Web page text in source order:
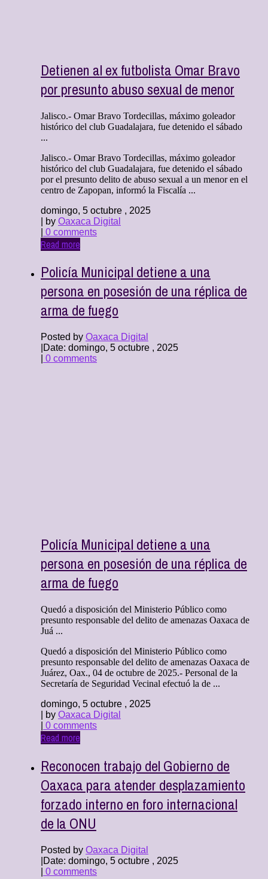
Detienen al ex futbolista Omar Bravo
por presunto abuso sexual de menor
Jalisco.- Omar Bravo Tordecillas, máximo goleador
histórico del club Guadalajara, fue detenido el sábado
...
Jalisco.- Omar Bravo Tordecillas, máximo goleador
histórico del club Guadalajara, fue detenido el sábado
por el presunto delito de abuso sexual a un menor en el
centro de Zapopan, informó la Fiscalía ...
domingo, 5 octubre , 2025
| by Oaxaca Digital
0 comments
Read more
Policía Municipal detiene a una
persona en posesión de una réplica de
arma de fuego
Posted by Oaxaca Digital
Date: domingo, 5 octubre , 2025
0 comments
Policía Municipal detiene a una
persona en posesión de una réplica de
arma de fuego
Quedó a disposición del Ministerio Público como
presunto responsable del delito de amenazas Oaxaca de
Juá ...
Quedó a disposición del Ministerio Público como
presunto responsable del delito de amenazas Oaxaca de
Juárez, Oax., 04 de octubre de 2025.- Personal de la
Secretaría de Seguridad Vecinal efectuó la de ...
domingo, 5 octubre , 2025
| by Oaxaca Digital
0 comments
Read more
Reconocen trabajo del Gobierno de
Oaxaca para atender desplazamiento
forzado interno en foro internacional
de la ONU
Posted by Oaxaca Digital
Date: domingo, 5 octubre , 2025
0 comments